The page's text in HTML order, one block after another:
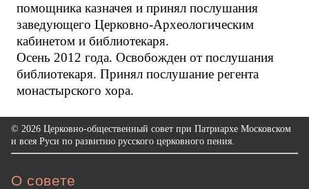
помощника казначея и принял послушания
заведующего Церковно-Археологическим
кабинетом и библиотекаря.
Осень 2012 года. Освобожден от послушания
библиотекаря. Принял послушание регента
монастырского хора.
© 2026 Церковно-общественный совет при Патриархе Московском
и всея Руси по развитию русского церковного пения.
О совете